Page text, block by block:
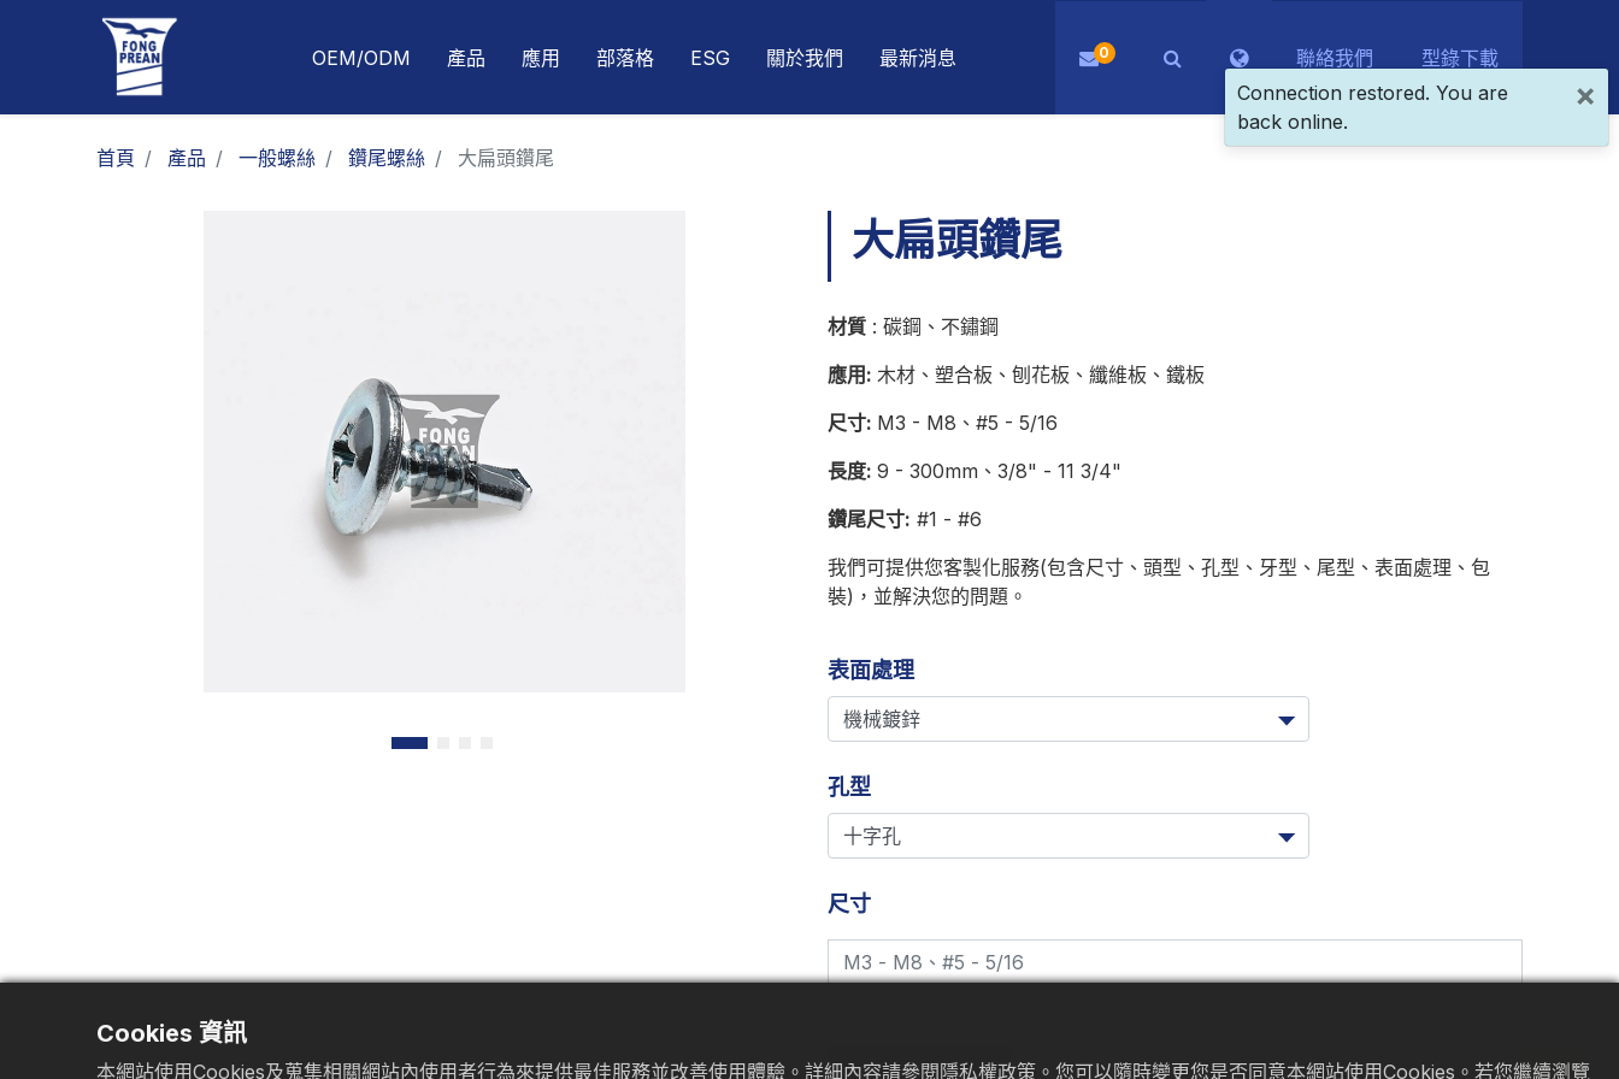
OEM/ODM 產品 應用 部落格 ESG 關於我們 最新消息 0 聯絡我們 型錄下載
首頁 產品 一般螺絲 鑽尾螺絲 大扁頭鑽尾
大扁頭鑽尾
材質 : 碳鋼、不鏽鋼
應用: 木材、塑合板、刨花板、纖維板、鐵板
尺寸: M3 - M8、#5 - 5/16
長度: 9 - 300mm、3/8" - 11 3/4"
鑽尾尺寸: #1 - #6
我們可提供您客製化服務(包含尺寸、頭型、孔型、牙型、尾型、表面處理、包
裝)，並解決您的問題。
表面處理
孔型
尺寸
加入詢價車
Cookies 資訊
本網站使用Cookies及蒐集相關網站內使用者行為來提供最佳服務並改善使用體驗。詳細內容請參閱隱私權政策。您可以隨時變更您是否同意本網站使用Cookies。若您繼續瀏覽
×
Connection restored. You are
back online.